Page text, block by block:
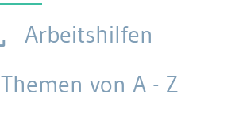
Arbeitshilfen
Themen von A - Z